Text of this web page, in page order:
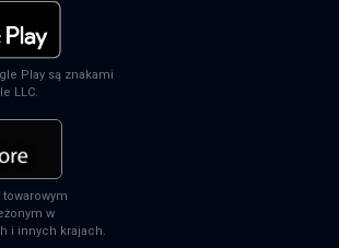
Play są znakami
LLC.
w
i innych krajach.